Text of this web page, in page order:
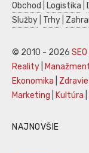
Obchod Logistika
Služby Trhy
© 2010 - 2026 SEO
Reality
Ekonomika
Zdravie
Marketing
Kultúra
NAJNOVŠIE